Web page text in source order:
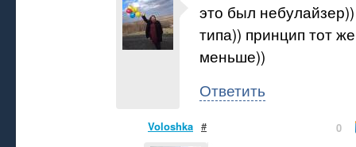
это был
типа)) принцип тот
меньше))
Ответить
Voloshka # 0